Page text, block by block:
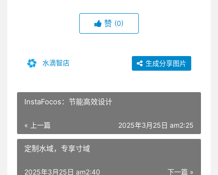
赞 (0)
水滴智店 生成分享图片
InstaFocos：节能高效设计
« 上一篇 2025年3月25日 am2:25
定制水域，专享寸域
下一篇 »
2025年3月25日 am2:40